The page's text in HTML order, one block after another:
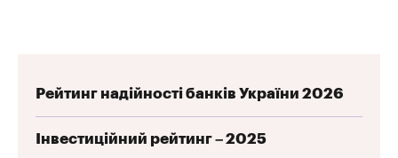
Рейтинг надійності банків України 2026
Інвестиційний рейтинг – 2025